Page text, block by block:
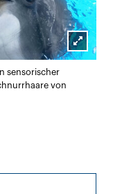
Lightbox
sensorischer
von